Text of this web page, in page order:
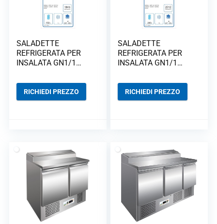
SALADETTE
REFRIGERATA PER
INSALATA GN1/1
RICHIEDI PREZZO
SALADETTE
REFRIGERATA PER
INSALATA GN1/1
FC
RICHIEDI PREZZO